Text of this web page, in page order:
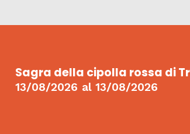
Sagra della cipolla rossa di
13/08/2026 al13/08/2026